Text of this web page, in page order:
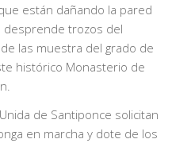
están dañando la pared
desprende trozos del
las muestra del grado de
histórico Monasterio de
de Santiponce solicitan
en marcha y dote de los